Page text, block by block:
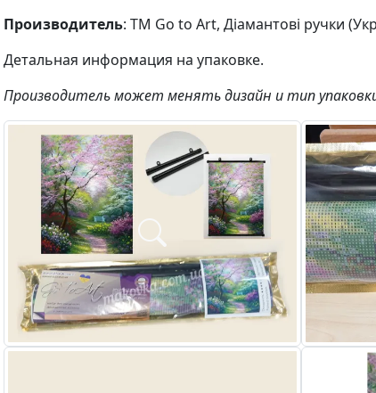
Производитель: ТМ Go to Art, Діамантові ручки
Детальная информация на упаковке.
Производитель может менять дизайн и тип